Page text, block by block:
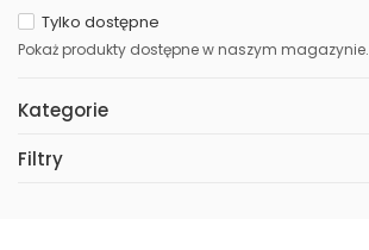
Tylko dostępne
Pokaż produkty dostępne w naszym magazynie.
Kategorie
Filtry